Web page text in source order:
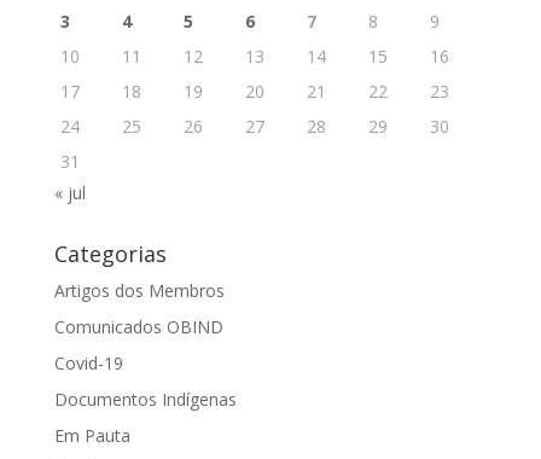
3
4 5 6 7 8
9
10
11 12 13 14 15
16
17
18 19 20 21 22
23
24
25 26 27 28 29
30
31
« jul
Categorias
Artigos dos Membros
Comunicados OBIND
Covid-19
Documentos Indígenas
Em Pauta